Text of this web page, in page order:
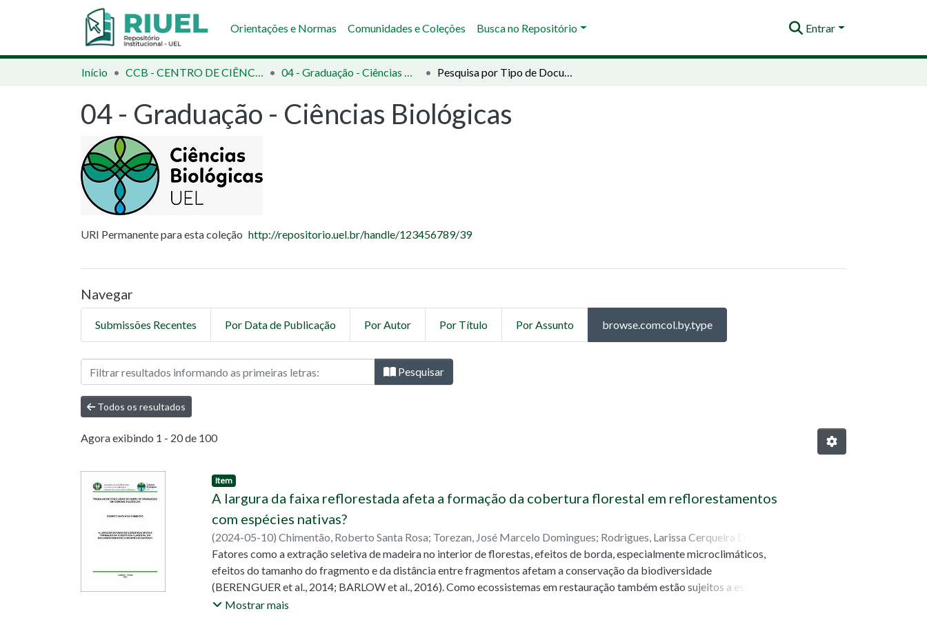
Orientações e Normas Comunidades e Coleções Busca no Repositório Entrar
Início CCB - CENTRO DE CIÊNCIAS BIOLÓGICAS 04 - Graduação - Ciências Biológicas Pesquisa por Tipo de Documento
04 - Graduação - Ciências Biológicas
URI Permanente para esta coleção http://repositorio.uel.br/handle/123456789/39
Navegar
Submissões Recentes Por Data de Publicação Por Autor Por Título Por Assunto browse.comcol.by.type
Navegando 04 - Graduação - Ciências Biológicas por Tipo de Documento "Trabalho de Conclusão de
Pesquisar
Todos os resultados
Agora exibindo 1 - 20 de 100
Item
A largura da faixa reflorestada afeta a formação da cobertura florestal em reflorestamentos
com espécies nativas?
(2024-05-10) Chimentão, Roberto Santa Rosa; Torezan, José Marcelo Domingues; Rodrigues, Larissa Cerqueira Dias
Medri, Cristiano
Fatores como a extração seletiva de madeira no interior de florestas, efeitos de borda, especialmente microclimáticos,
efeitos do tamanho do fragmento e da distância entre fragmentos afetam a conservação da biodiversidade
(BERENGUER et al., 2014; BARLOW et al., 2016). Como ecossistemas em restauração também estão sujeitos a esses
fatores, a recuperação pode ser comprometida à medida que esses fatores se apresentam na paisagem. O presente
Mostrar mais